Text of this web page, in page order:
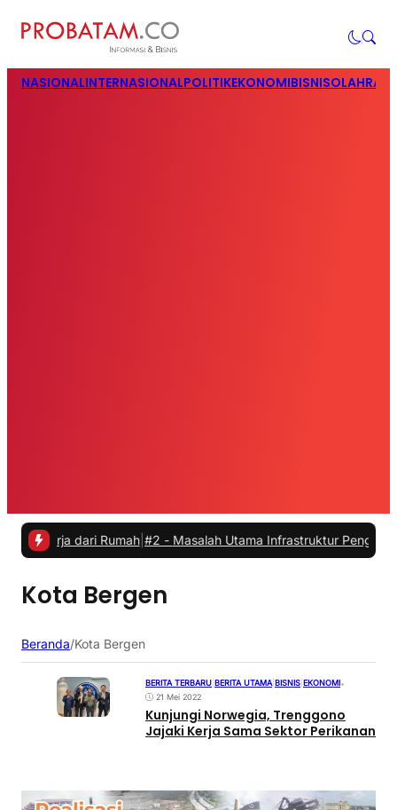
NASIONALINTERNASIONALPOLITIKEKONOMIBISNIS
dari Rumah |#2 -Masalah Utama Infrastruktur Pengisian
Kota Bergen
Beranda/Kota Bergen
BERITA TERBARU BERITA UTAMA BISNIS EKONOMI•
21 Mei 2022
Kunjungi Norwegia, Trenggono
Jajaki Kerja Sama Sektor Perikanan